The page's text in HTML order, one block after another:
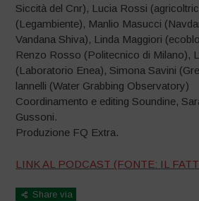
Siccità del Cnr), Lucia Rossi
(Legambiente), Manlio Masucci
Vandana Shiva), Linda Maggiori
Renzo Rosso (Politecnico di Milano),
(Laboratorio Enea), Simona Savini
lannelli (Water Grabbing Observatory)
Coordinamento e editing Soundine,
Gussoni.
Produzione FQ Extra.
LINK AL PODCAST (FONTE: IL
Share via